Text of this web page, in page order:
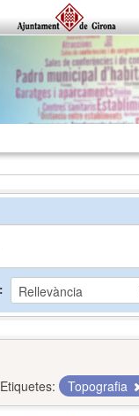
Etiquetes: Topografia